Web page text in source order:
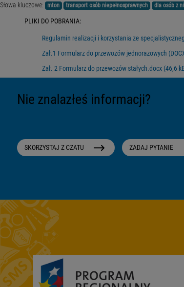
Słowa kluczowe: mton transport osób niepełnosprawnych dla osób z
PLIKI DO POBRANIA:
Regulamin realizacji i korzystania ze
Zał.1 Formularz do przewozów jednorazowych
Zał. 2 Formularz do przewozów stałych.docx (46,6
Nie znalazłeś informacji?
SKORZYSTAJ Z CZATU ZADAJ PYTANIE